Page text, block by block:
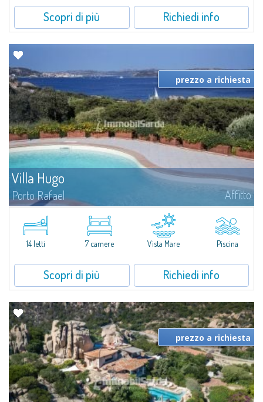
Scopri di più Richiedi info
Villa Hugo
Porto Rafael Affitto
Nell'esclusiva e pittoresca località di Porto Rafael, sorge Villa Hugo, una
delle più ampie ville di Porto Rafael, affascinante proprietà caratterizzata da
un'invidiabile posizione panoramica...
prezzo a richiesta
14 letti 7 camere Vista Mare Piscina
Scopri di più Richiedi info
prezzo a richiesta